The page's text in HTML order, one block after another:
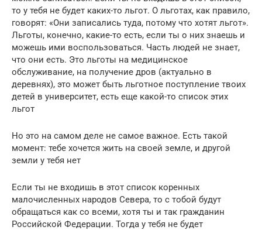
то у тебя не будет каких-то льгот. О льготах, как правило,
говорят: «Они записались туда, потому что хотят льгот».
Льготы, конечно, какие-то есть, если ты о них знаешь и
можешь ими воспользоваться. Часть людей не знает,
что они есть. Это льготы на медицинское
обслуживание, на получение дров (актуально в
деревнях), это может быть льготное поступление твоих
детей в университет, есть еще какой-то список этих
льгот
Но это на самом деле не самое важное. Есть такой
момент: тебе хочется жить на своей земле, и другой
земли у тебя нет
Если ты не входишь в этот список коренных
малочисленных народов Севера, то с тобой будут
обращаться как со всеми, хотя ты и так гражданин
Российской Федерации. Тогда у тебя не будет